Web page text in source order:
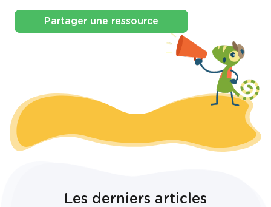
Partager une ressource
Les derniers articles